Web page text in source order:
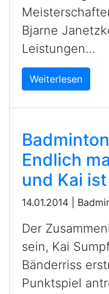
Bjarne
Leistungen…
Weiterlesen
Endlich
und Kai
14.01.2014
Der
sein, Kai
Bänderriss
Punktspiel